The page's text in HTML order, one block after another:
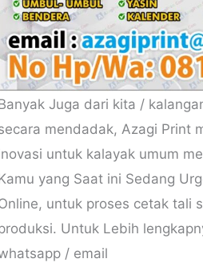
Juga dari kita /
mendadak, Azagi Print
untuk kalayak umum
yang Saat ini Sedang
untuk proses cetak tali
Untuk Lebih
/ email